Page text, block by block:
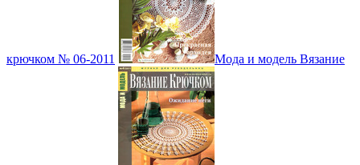
крючком № 06-2011 Мода и модель Вязание